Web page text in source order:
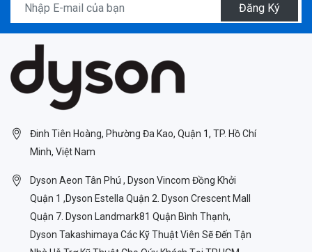
Đăng Ký
Đinh Tiên Hoàng, Phường Đa Kao, Quận 1, TP. Hồ Chí
Minh, Việt Nam
Dyson Aeon Tân Phú , Dyson Vincom Đồng Khởi
Quận 1 ,Dyson Estella Quận 2. Dyson Crescent Mall
Quận 7. Dyson Landmark81 Quận Bình Thạnh,
Dyson Takashimaya Các Kỹ Thuật Viên Sẽ Đến Tận